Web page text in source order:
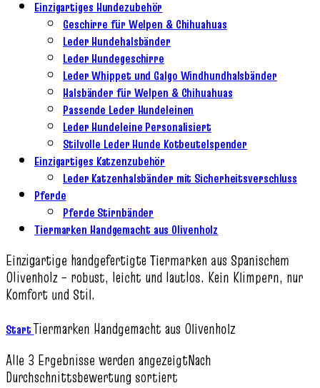
Einzigartiges Hundezubehör
Geschirre für Welpen & Chihuahuas
Leder Hundehalsbänder
Leder Hundegeschirre
Leder Whippet und Galgo Windhundhalsbänder
Halsbänder für Welpen & Chihuahuas
Passende Leder Hundeleinen
Leder Hundeleine Personalisiert
Stilvolle Leder Hunde Kotbeutelspender
Einzigartiges Katzenzubehör
Leder Katzenhalsbänder mit Sicherheitsverschluss
Pferde
Pferde Stirnbänder
Tiermarken Handgemacht aus Olivenholz
Einzigartige handgefertigte Tiermarken aus Spanischem
Olivenholz – robust, leicht und lautlos. Kein Klimpern, nur
Komfort und Stil.
StartTiermarken Handgemacht aus Olivenholz
Alle 3 Ergebnisse werden angezeigtNach
Durchschnittsbewertung sortiert